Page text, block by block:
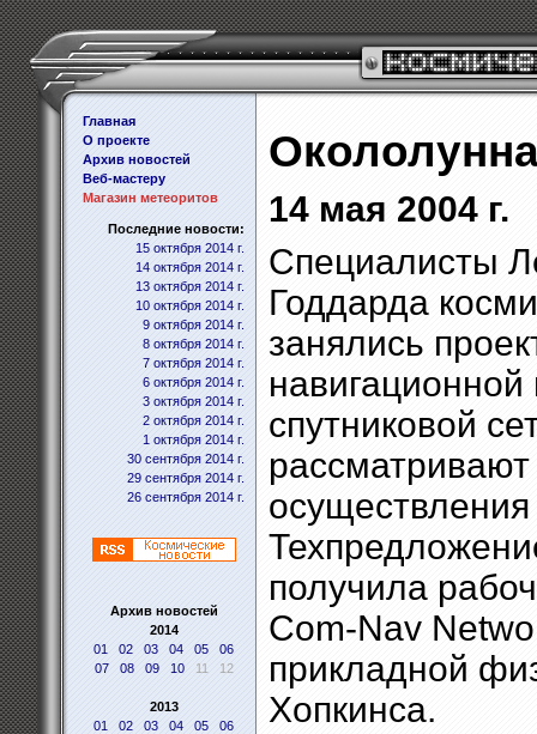
Главная
О проекте
Архив новостей
Веб-мастеру
Магазин метеоритов
Последние новости:
15 октября 2014 г.
14 октября 2014 г.
13 октября 2014 г.
10 октября 2014 г.
9 октября 2014 г.
8 октября 2014 г.
7 октября 2014 г.
6 октября 2014 г.
3 октября 2014 г.
2 октября 2014 г.
1 октября 2014 г.
30 сентября 2014 г.
29 сентября 2014 г.
26 сентября 2014 г.
Архив новостей
2014
01
02 03 04 05
06
07
08 09 10 11 12
2013
01
02 03 04 05
06
14 мая 2004 г.
Специалисты
Годдарда
занялись
спутниковой
осуществления
получила
Com-Nav
прикладной
Хопкинса.